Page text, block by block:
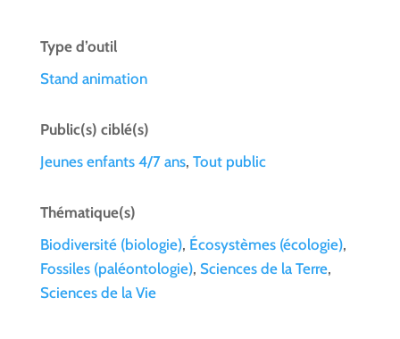
Type d’outil
Stand animation
Public(s) ciblé(s)
Jeunes enfants 4/7 ans, Tout public
Thématique(s)
Biodiversité (biologie), Écosystèmes (écologie),
Fossiles (paléontologie), Sciences de la Terre,
Sciences de la Vie